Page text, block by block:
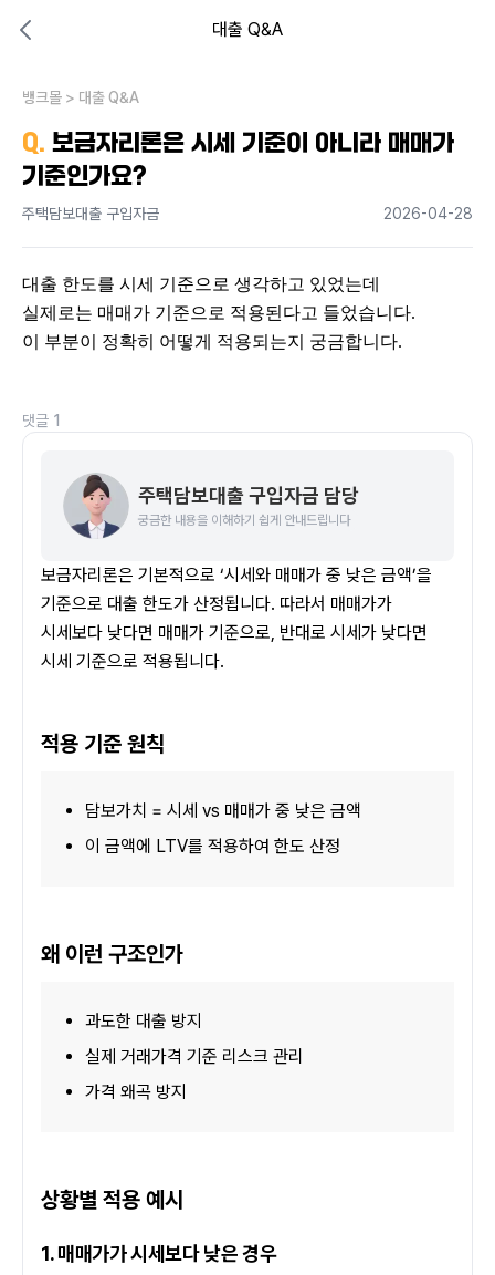
대출 Q&A
내 상황엔 어떤 방법이 있을까?
뱅크몰 > 대출 Q&A
Q. 보금자리론은 시세 기준이 아니라 매매가
기준인가요?
주택담보대출 구입자금 2026-04-28
대출 한도를 시세 기준으로 생각하고 있었는데
실제로는 매매가 기준으로 적용된다고 들었습니다.
이 부분이 정확히 어떻게 적용되는지 궁금합니다.
댓글 1
주택담보대출 구입자금 담당
궁금한 내용을 이해하기 쉽게 안내드립니다
보금자리론은 기본적으로 ‘시세와 매매가 중 낮은 금액’을
기준으로 대출 한도가 산정됩니다. 따라서 매매가가
시세보다 낮다면 매매가 기준으로, 반대로 시세가 낮다면
시세 기준으로 적용됩니다.
적용 기준 원칙
담보가치 = 시세 vs 매매가 중 낮은 금액
이 금액에 LTV를 적용하여 한도 산정
왜 이런 구조인가
과도한 대출 방지
실제 거래가격 기준 리스크 관리
가격 왜곡 방지
상황별 적용 예시
1. 매매가가 시세보다 낮은 경우